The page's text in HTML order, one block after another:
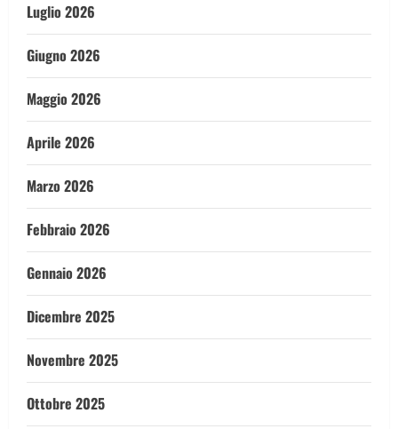
Luglio 2026
Giugno 2026
Maggio 2026
Aprile 2026
Marzo 2026
Febbraio 2026
Gennaio 2026
Dicembre 2025
Novembre 2025
Ottobre 2025